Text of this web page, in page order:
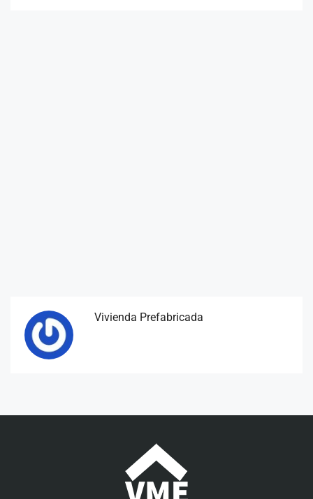
Vivienda Prefabricada